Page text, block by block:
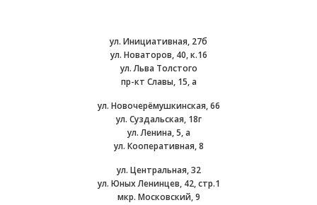
ул. Инициативная, 27б
ул. Новаторов, 40, к.16
ул. Льва Толстого
пр-кт Славы, 15, а
ул. Новочерёмушкинская, 66
ул. Суздальская, 18г
ул. Ленина, 5, а
ул. Кооперативная, 8
ул. Центральная, 32
ул. Юных Ленинцев, 42, стр.1
мкр. Московский, 9